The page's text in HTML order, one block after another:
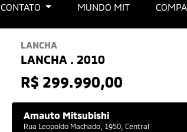
CONTATO MUNDO MIT
LANCHA
LANCHA . 2010
R$ 299.990,00
Amauto Mitsubishi
Rua Leopoldo Machado, 1950, Central